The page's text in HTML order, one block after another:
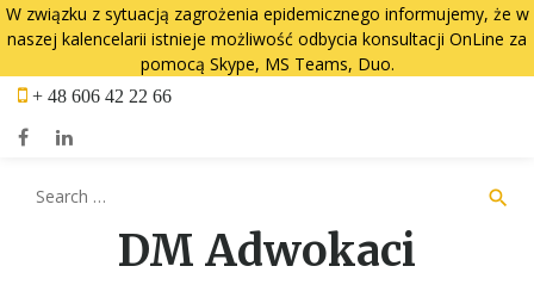
W związku z sytuacją zagrożenia epidemicznego informujemy, że w
naszej kalencelarii istnieje możliwość odbycia konsultacji OnLine za
pomocą Skype, MS Teams, Duo.
Skip
content
+ 48 606 42 22 66
DM Adwokaci
Search
search